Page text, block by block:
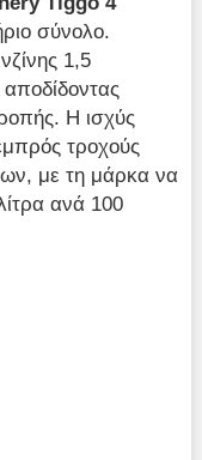
σύνολο.
1,5
Η ισχύς
τροχούς
με τη μάρκα να
ανά 100